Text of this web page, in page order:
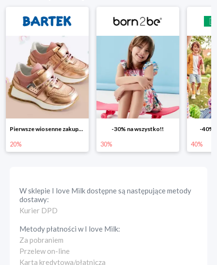
-30% na wszystko!!
30%
-40% na drugą sztukę
40% 25%
W sklepie I love Milkdostępne są następujące metody
dostawy:
Kurier DPD
Metody płatności wI love Milk:
Za pobraniem
Przelew on-line
Karta kredytowa/płatnicza